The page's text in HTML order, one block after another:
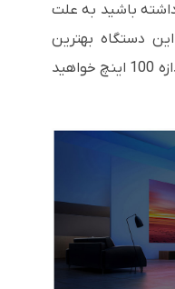
باشید به علت
دستگاه بهترین
کیفیت تصویر را در حالتی با اندازه 100 اینچ خواهید